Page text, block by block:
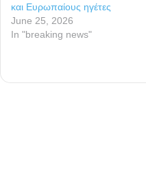
και Ευρωπαίους ηγέτες
June 25, 2026
In "breaking news"